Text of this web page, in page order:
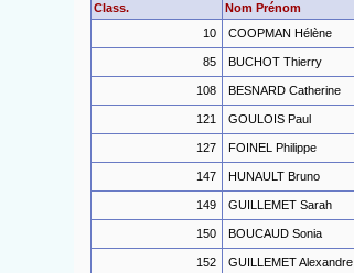
Class. Nom Prénom
10
COOPMAN Hélène
85 BUCHOT Thierry
108 BESNARD Catherine
121 GOULOIS Paul
127 FOINEL Philippe
147 HUNAULT Bruno
149 GUILLEMET Sarah
150 BOUCAUD Sonia
152 GUILLEMET Alexandre